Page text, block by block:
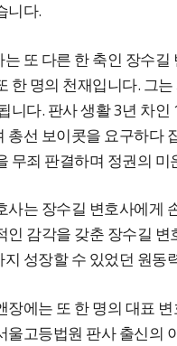
니다.
또 다른 한 축인 장수
한 명의 천재입니다. 그
니다. 판사 생활 3년 차
총선 보이콧을 요구하다
무죄 판결하며 정권의
사는 장수길 변호사에게
인 감각을 갖춘 장수길
성장할 수 있었던 원동
장에는 또 한 명의 대표
울고등법원 판사 출신의